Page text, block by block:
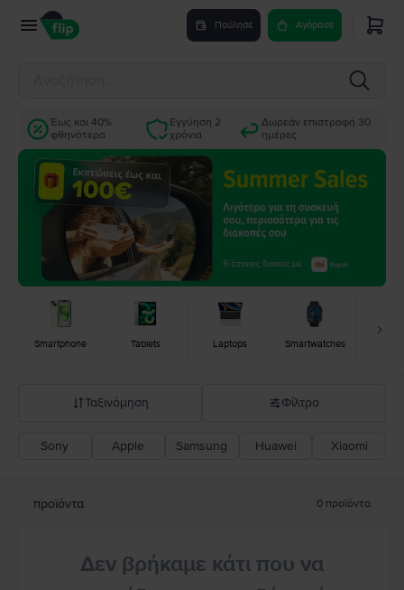
Πούλησε Αγόρασε
Έως και 40%
φθηνότερα
Εγγύηση 2
χρόνια
Δωρεάν επιστροφή 30
ημέρες
Smartphone Tablets Laptops Smartwatches
Ταξινόμηση
Σύσταση Flip
Φίλτρο
Sony Apple Samsung Huawei Xiaomi
προϊόντα 0 προϊόντα
Δεν βρήκαμε κάτι που να